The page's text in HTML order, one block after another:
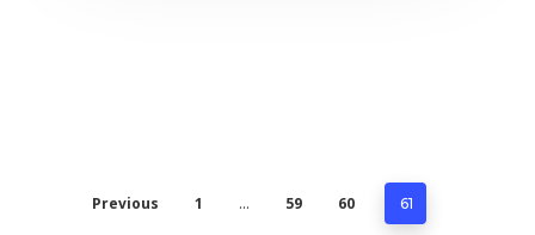
Previous 1 … 59 60 61